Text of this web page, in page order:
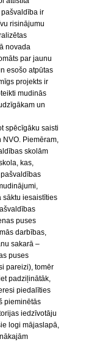
ir
risinājumu
novada
par jaunu
esošo atpūtas
projekts ir
mudinās
un
spēcīgāku saisti
Piemēram,
skolām
kas,
sāktu iesaistīties
puses
darbības,
sakarā –
puses
pareizi), tomēr
padziļinātāk,
piedalīties
pieminētās
iedzīvotāju
logi mājaslapā,